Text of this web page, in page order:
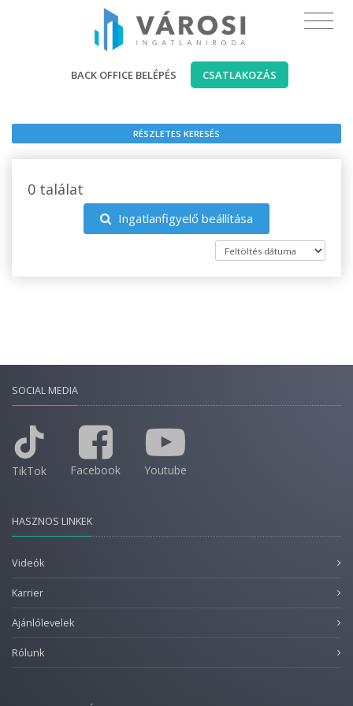
BACK OFFICE BELÉPÉS CSATLAKOZÁS
RÉSZLETES KERESÉS
0 találat
Ingatlanfigyelő beállítása
SOCIAL MEDIA
TikTok Facebook Youtube
HASZNOS LINKEK
Videók
Karrier
Ajánlólevelek
Rólunk